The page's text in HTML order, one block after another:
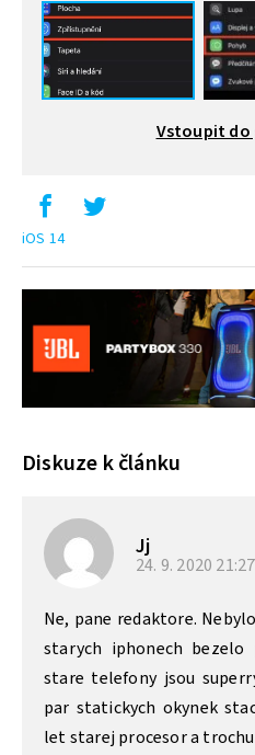
Vstoupit do
iOS 14
Diskuze k článku
Jj
24. 9. 2020 21:27
Ne, pane redaktore.
starych iphonech
stare telefony jsou
par statickych okynek
let starej procesor a